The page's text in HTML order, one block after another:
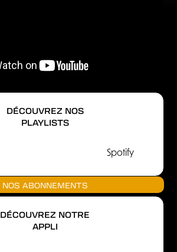
DÉCOUVREZ NOS
PLAYLISTS
Spotify
NOS ABONNEMENTS
DÉCOUVREZ NOTRE
APPLI